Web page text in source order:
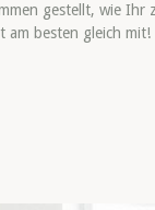
gestellt, wie Ihr
am besten gleich mit!